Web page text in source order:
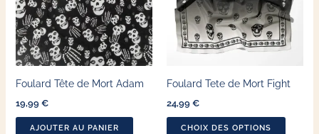
Foulard Tête de Mort Adam
19,99 €
AJOUTER AU PANIER
Foulard Tete de Mort Fight
24,99 €
CHOIX DES OPTIONS
Les
options
être